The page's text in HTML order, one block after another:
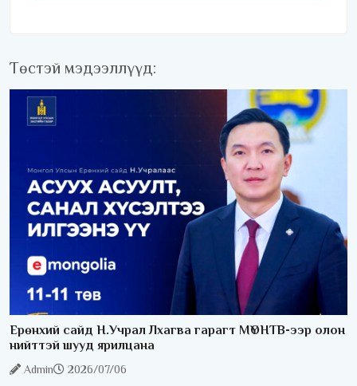
Төстэй мэдээллүүд:
Ерөнхий сайд Н.Учрал Лхагва гарагт МҮОНТВ-ээр олон
нийттэй шууд ярилцана
Admin
2026/07/06